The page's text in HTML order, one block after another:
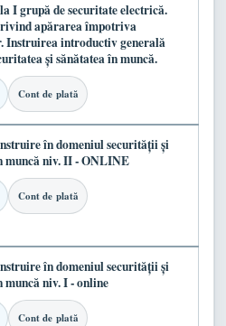
I grupă de securitate electrică.
apărarea împotriva
Instruirea introductiv generală
și sănătatea în muncă.
Cont de plată
în domeniul securității și
muncă niv. II - ONLINE
Cont de plată
în domeniul securității și
muncă niv. I - online
Cont de plată